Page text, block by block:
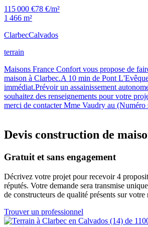
115 000 €78 €/m²
1 466 m²
ClarbecCalvados
terrain
Maisons France Confort vous propose de
maison à Clarbec.A 10 min de Pont
immédiat.Prévoir un assainissement
souhaitez des renseignements pour votre
merci de contacter Mme Vaudry au (Numéro
Devis construction de
Gratuit et sans engagement
Décrivez votre projet pour recevoir 4
réputés. Votre demande sera transmise
de constructeurs de qualité présents sur votre
Trouver un professionnel